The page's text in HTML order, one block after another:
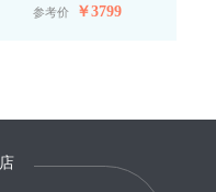
参考价 ￥3799